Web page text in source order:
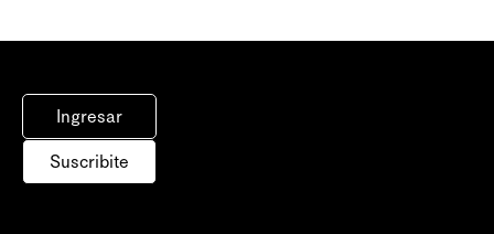
Ingresar
Suscribite